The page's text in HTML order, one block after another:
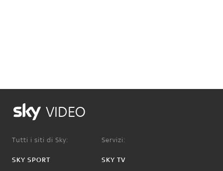
VIDEO
Tutti i siti di Sky:
SKY SPORT
Servizi:
SKY TV